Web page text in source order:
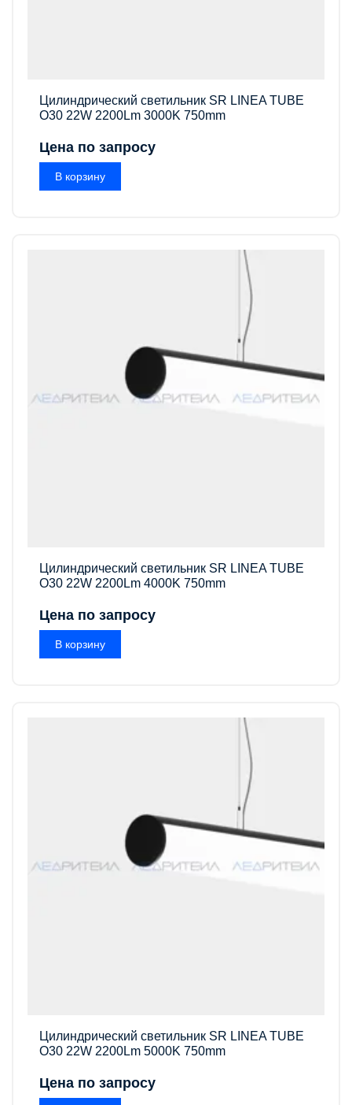
Цилиндрический светильник SR LINEA TUBE
O30 22W 2200Lm 3000K 750mm
Цена по запросу
В корзину
Цилиндрический светильник SR LINEA TUBE
O30 22W 2200Lm 4000K 750mm
Цена по запросу
В корзину
Цилиндрический светильник SR LINEA TUBE
O30 22W 2200Lm 5000K 750mm
Цена по запросу